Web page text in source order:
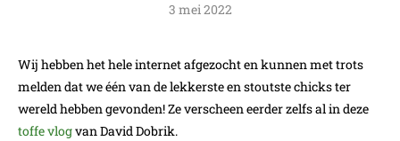
3 mei 2022
Wij hebben het hele internet afgezocht en kunnen met trots
melden dat we één van de lekkerste en stoutste chicks ter
wereld hebben gevonden! Ze verscheen eerder zelfs al in deze
toffe vlogvan David Dobrik.